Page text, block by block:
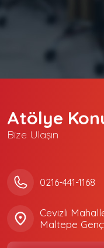
Atölye
Bize Ulaşın
0216-441-1168
Cevizli
Maltepe